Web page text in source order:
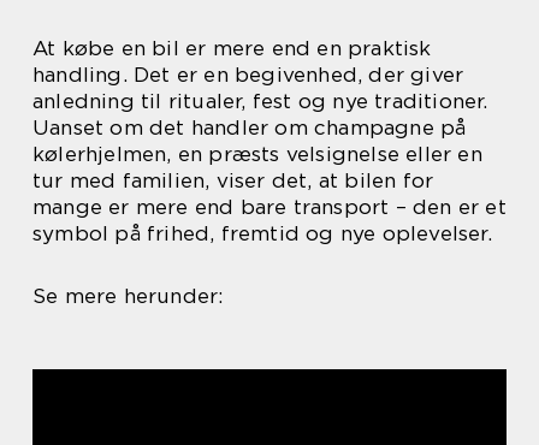
At købe en bil er mere end en praktisk
handling. Det er en begivenhed, der giver
anledning til ritualer, fest og nye traditioner.
Uanset om det handler om champagne på
kølerhjelmen, en præsts velsignelse eller en
tur med familien, viser det, at bilen for
mange er mere end bare transport – den er et
symbol på frihed, fremtid og nye oplevelser.
Se mere herunder: